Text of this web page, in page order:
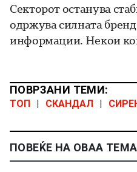
Секторот останува
одржува силната
информации. Некои
ПОВРЗАНИ ТЕМИ:
ТОП | СКАНДАЛ |
ПОВЕЌЕ НА ОВАА